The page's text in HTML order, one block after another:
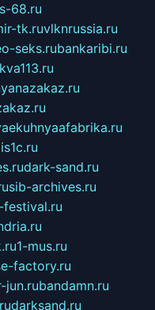
68.ru
tk.ruvlknrussia.ru
seks.rubankaribi.ru
dark-sand.ru
sib-archives.ru
festival.ru
1-mus.ru
factory.ru
jun.rubandamn.ru
darksand.ru